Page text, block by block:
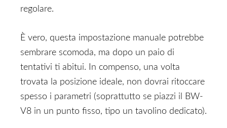
regolare.
È vero, questa impostazione manuale potrebbe
sembrare scomoda, ma dopo un paio di
tentativi ti abitui. In compenso, una volta
trovata la posizione ideale, non dovrai ritoccare
spesso i parametri (soprattutto se piazzi il BW-
V8 in un punto fisso, tipo un tavolino dedicato).